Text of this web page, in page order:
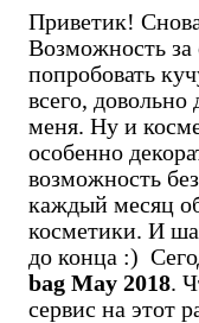
Приветик!
Возможность
попробовать
всего, довольно
меня. Ну и
особенно
возможность
каждый месяц
косметики. И
до конца :)
bag May 2018.
сервис на этот